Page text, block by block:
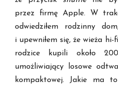
przez firmę Apple. W
odwiedziłem rodzinny
i upewniłem się, że wieża
rodzice kupili około
umożliwiający losowe
kompaktowej. Jakie ma